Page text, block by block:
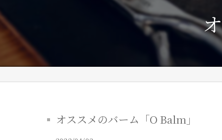
オススメのバーム「O Balm」